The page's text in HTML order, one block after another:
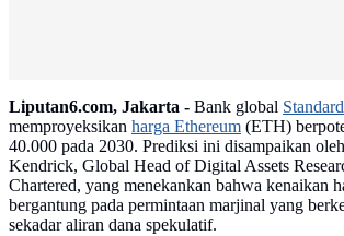
Liputan6.com, Jakarta - Bank global
memproyeksikan harga Ethereum (ETH)
40.000 pada 2030. Prediksi ini disampaikan
Kendrick, Global Head of Digital Assets
Chartered, yang menekankan bahwa kenaikan
bergantung pada permintaan marjinal yang
sekadar aliran dana spekulatif.